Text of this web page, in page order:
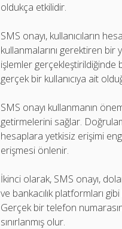
oldukça etkilidir.
SMS onayı, kullanıcıların
kullanmalarını gerektiren
işlemler
gerçek bir kullanıcıya ait
SMS onayı kullanmanın
getirmelerini sağlar.
hesaplara yetkisiz erişimi
erişmesi önlenir.
İkinci olarak, SMS onayı,
ve bankacılık platformları
Gerçek bir telefon
sınırlanmış olur.